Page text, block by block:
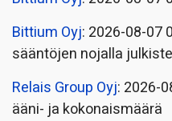
Bittium Oyj: 2026-08-07
sääntöjen nojalla
Relais Group Oyj: 2026-
ääni- ja kokonaismäärä